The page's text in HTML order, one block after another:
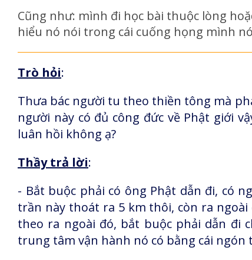
Cũng như: mình đi học bài thuộc lòng
hiểu nó nói trong cái cuống họng mình
Trò hỏi:
Thưa bác người tu theo thiền tông mà
người này có đủ công đức về Phật giới
luân hồi không ạ?
Thầy trả lời:
- Bắt buộc phải có ông Phật dẫn đi, có
trần này thoát ra 5 km thôi, còn ra
theo ra ngoài đó, bắt buộc phải dẫn đi
trung tâm vận hành nó có bằng cái ngón